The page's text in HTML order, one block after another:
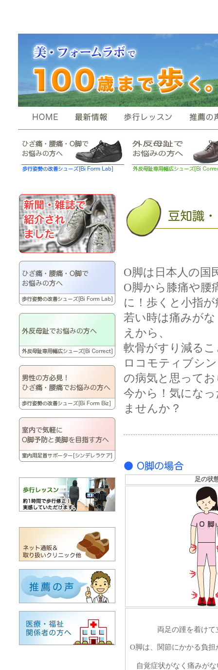
O脚は日本人の
O脚から膝痛や腰
に！歩くと小指
若い時は痛みが
えから、
軟骨がすり減る
ロコモティブシ
の病気と思って
今から！気にな
ませんか？
足の状
両足の踵を着け
O脚は、関節にかかる負
自覚症状がなく痛みが